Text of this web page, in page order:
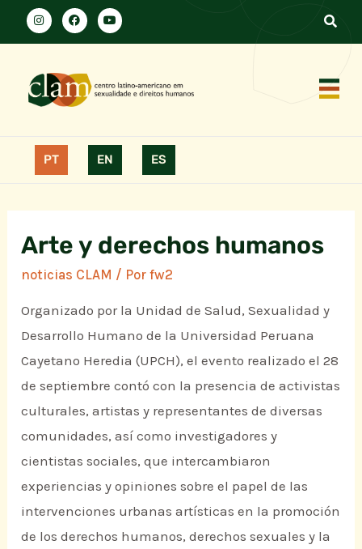
PT EN ES
Arte y derechos humanos
noticias CLAM / Porfw2
Organizado por la Unidad de Salud, Sexualidad y
Desarrollo Humano de la Universidad Peruana
Cayetano Heredia (UPCH), el evento realizado el 28
de septiembre contó con la presencia de activistas
culturales, artistas y representantes de diversas
comunidades, así como investigadores y
cientistas sociales, que intercambiaron
experiencias y opiniones sobre el papel de las
intervenciones urbanas artísticas en la promoción
de los derechos humanos, derechos sexuales y la